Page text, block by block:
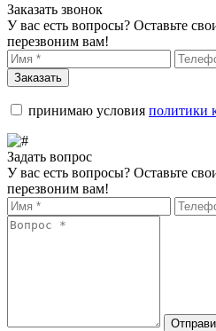
Заказать звонок
У вас есть вопросы? Оставьте
перезвоним вам!
Заказать
принимаю условия политики
Задать вопрос
У вас есть вопросы? Оставьте
перезвоним вам!